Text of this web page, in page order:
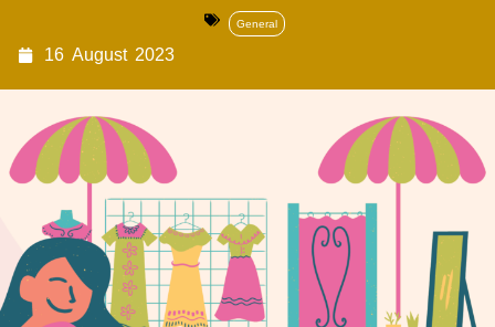
General
16 August 2023